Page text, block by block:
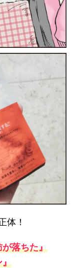
体！
落ちた』
』